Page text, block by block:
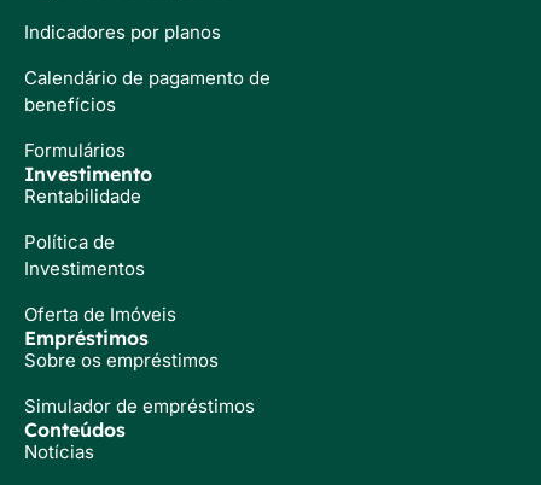
Indicadores por planos
Calendário de pagamento de
benefícios
Formulários
Investimento
Rentabilidade
Política de
Investimentos
Oferta de Imóveis
Empréstimos
Sobre os empréstimos
Simulador de empréstimos
Conteúdos
Notícias